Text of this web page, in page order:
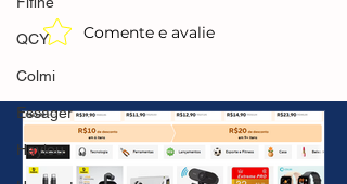
QCY
Colmi
Essager
Haylou
CUPONS E
Comente e avalie